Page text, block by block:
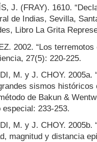
J. (FRAY). 1610.
de Indias, Sevilla,
Libro La Grita
2002. “Los
27(5): 220-225.
M. y J. CHOY. 2005a.
sismos
de Bakun &
especial: 233-253.
M. y J. CHOY. 2005b.
magnitud y distancia